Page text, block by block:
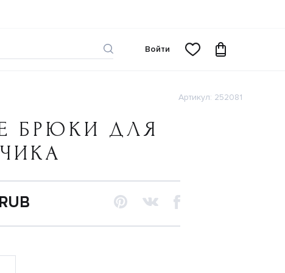
Войти
Артикул: 252081
БРЮКИ ДЛЯ